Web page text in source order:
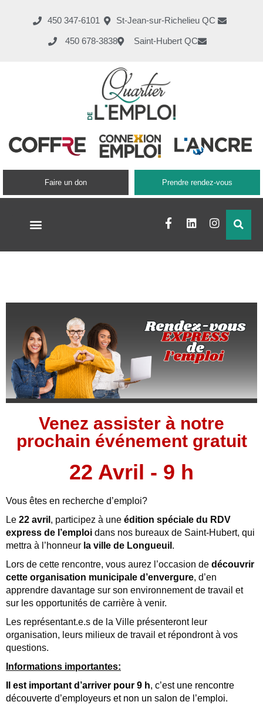
450 347-6101 St-Jean-sur-Richelieu QC
450 678-3838 Saint-Hubert QC
Faire un don Prendre rendez-vous
Venez assister à notre
prochain événement gratuit
22 Avril - 9 h
Vous êtes en recherche d’emploi?
Le 22 avril , participez à une édition spéciale du RDV
express de l’emploi dans nos bureaux de Saint-Hubert, qui
mettra à l’honneur la ville de Longueuil .
Lors de cette rencontre, vous aurez l’occasion de découvrir
cette organisation municipale d’envergure, d’en
apprendre davantage sur son environnement de travail et
sur les opportunités de carrière à venir.
Les représentant.e.s de la Ville présenteront leur
organisation, leurs milieux de travail et répondront à vos
questions.
Informations importantes:
Il est important d’arriver pour 9 h, c’est une rencontre
découverte d’employeurs et non un salon de l’emploi.